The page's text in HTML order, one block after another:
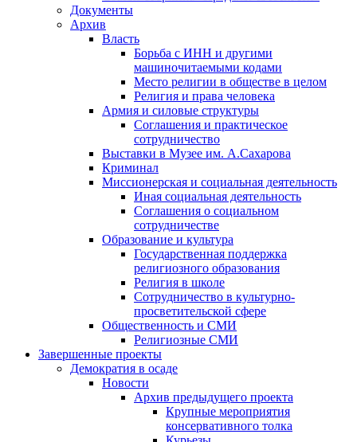
Документы
Архив
Власть
Борьба с ИНН и другими
машиночитаемыми кодами
Место религии в обществе в целом
Религия и права человека
Армия и силовые структуры
Соглашения и практическое
сотрудничество
Выставки в Музее им. А.Сахарова
Криминал
Миссионерская и социальная деятельность
Иная социальная деятельность
Соглашения о социальном
сотрудничестве
Образование и культура
Государственная поддержка
религиозного образования
Религия в школе
Сотрудничество в культурно-
просветительской сфере
Общественность и СМИ
Религиозные СМИ
Завершенные проекты
Демократия в осаде
Новости
Архив предыдущего проекта
Крупные мероприятия
консервативного толка